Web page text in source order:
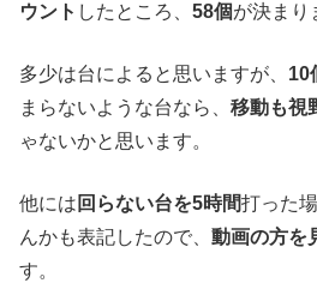
ウント したところ、 58個が決まり
多少は台によると思いますが、 10
まらないような台なら、 移動も視
ゃないかと思います。
他には 回らない台を5時間打った
んかも表記したので、 動画の方を
す。